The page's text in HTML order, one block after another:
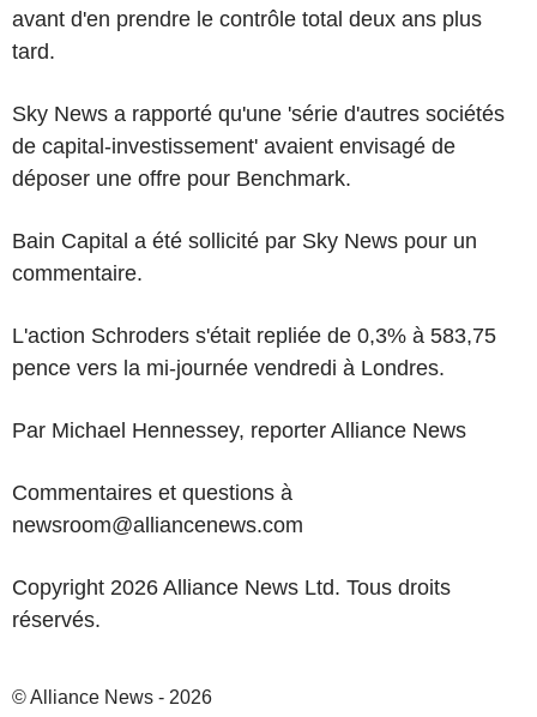
avant d'en prendre le contrôle total deux ans plus
tard.
Sky News a rapporté qu'une 'série d'autres sociétés
de capital-investissement' avaient envisagé de
déposer une offre pour Benchmark.
Bain Capital a été sollicité par Sky News pour un
commentaire.
L'action Schroders s'était repliée de 0,3% à 583,75
pence vers la mi-journée vendredi à Londres.
Par Michael Hennessey, reporter Alliance News
Commentaires et questions à
newsroom@alliancenews.com
Copyright 2026 Alliance News Ltd. Tous droits
réservés.
© Alliance News - 2026